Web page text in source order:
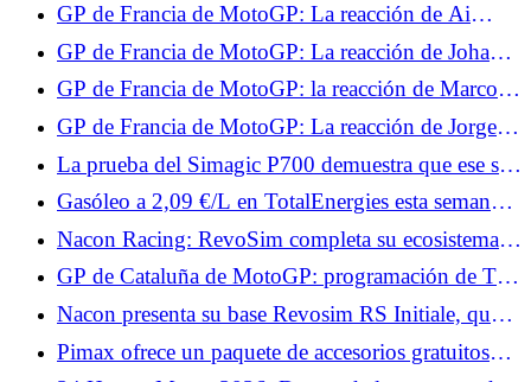
GP de Francia de MotoGP: La reacción de Ai
Ogura tras la carrera: "No estaba seguro de que
fuera suficiente para subir al podio"
GP de Francia de MotoGP: La reacción de Johann
Zarco tras la carrera: "No estoy contento"
GP de Francia de MotoGP: la reacción de Marco
Bezzecchi tras la carrera: "Sabía que no era el más
fuerte"
GP de Francia de MotoGP: La reacción de Jorge
Martín tras la carrera: "La temporada pasada
aprendí que nunca hay que rendirse"
La prueba del Simagic P700 demuestra que ese sí
funciona.
Gasóleo a 2,09 €/L en TotalEnergies esta semana:
fechas y estaciones afectadas
Nacon Racing: RevoSim completa su ecosistema y
anuncia juegos.
GP de Cataluña de MotoGP: programación de TV
y horarios del fin de semana
Nacon presenta su base Revosim RS Initiale, que
alcanza 5 Nm.
Pimax ofrece un paquete de accesorios gratuitos